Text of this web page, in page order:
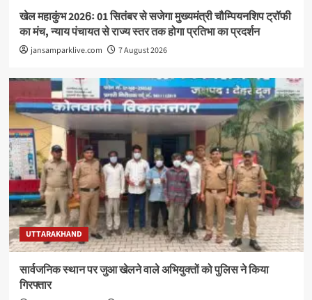
खेल महाकुंभ 2026ः 01 सितंबर से सजेगा मुख्यमंत्री चौम्पियनशिप ट्रॉफी
का मंच, न्याय पंचायत से राज्य स्तर तक होगा प्रतिभा का प्रदर्शन
jansamparklive.com 7 August 2026
UTTARAKHAND
सार्वजनिक स्थान पर जुआ खेलने वाले अभियुक्तों को पुलिस ने किया
गिरफ्तार